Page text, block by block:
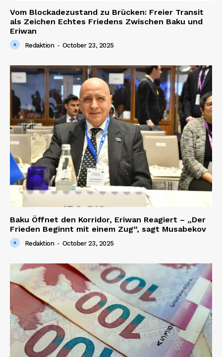
Vom Blockadezustand zu Brücken: Freier Transit
als Zeichen Echtes Friedens Zwischen Baku und
Eriwan
Redaktion - October 23, 2025
Baku Öffnet den Korridor, Eriwan Reagiert – „Der
Frieden Beginnt mit einem Zug“, sagt Musabekov
Redaktion - October 23, 2025